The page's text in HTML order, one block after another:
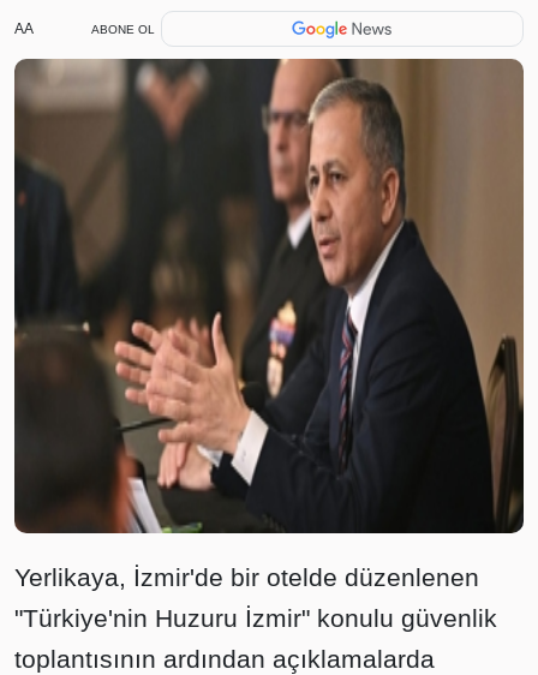
AA ABONE OL
Yerlikaya, İzmir'de bir otelde düzenlenen
"Türkiye'nin Huzuru İzmir" konulu güvenlik
toplantısının ardından açıklamalarda